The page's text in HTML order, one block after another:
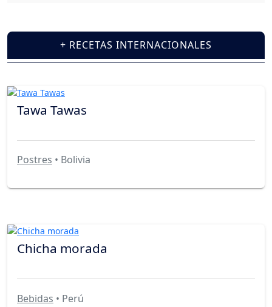
+ RECETAS INTERNACIONALES
Tawa Tawas
Postres • Bolivia
Chicha morada
Bebidas • Perú